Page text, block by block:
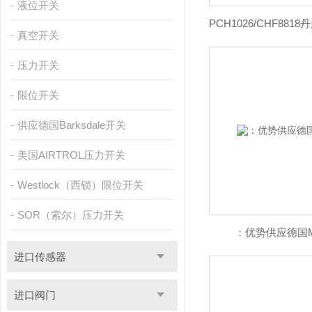
液位开关
真空开关
压力开关
限位开关
供应德国Barksdale开关
美国AIRTROL压力开关
Westlock（西锁）限位开关
SOR（索尔）压力开关
进口传感器
进口阀门
：优势供应德